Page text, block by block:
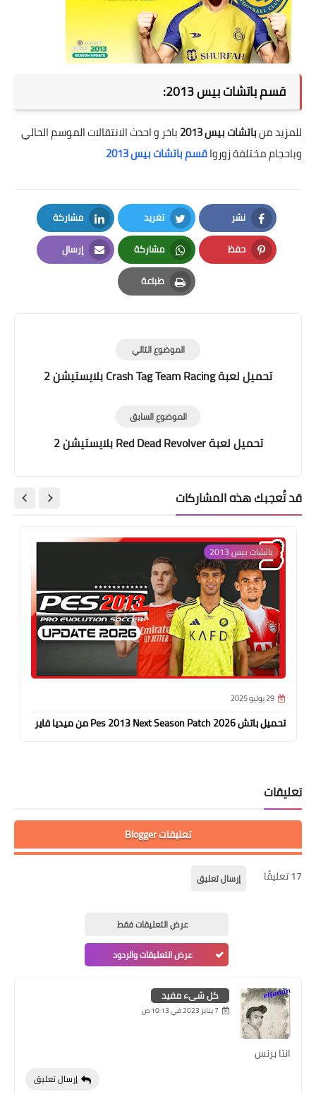
قسم باتشات بيس 2013:
للمزيد منباتشات بيس 2013
باخر و احدث الانتقالات الموسم الحالي
وباحجام مختلفة زورواقسم باتشات بيس 2013
نشر
Facebook
تغريد
Twitter
مشاركة
LinkedIn
حفظ
Pinterest
مشاركة
Whatsapp
إرسال
Email
طباعة
Print
الموضوع التالي
تحميل لعبة Crash Tag Team Racing بلايستيشن 2
الموضوع السابق
تحميل لعبة Red Dead Revolver بلايستيشن 2
قد تُعجبك هذه المشاركات
باتشات بيس 2013
29 يوليو 2025
تحميل باتش Pes 2013 Next Season Patch 2026 من ميديا فاير
تعليقات
تعليقات Blogger
17 تعليقًا إرسال تعليق
عرض التعليقات فقط
عرض التعليقات والردود
كل شىء مفيد
7 يناير 2023 في 10:13 ص
انتا برنس
إرسال تعليق